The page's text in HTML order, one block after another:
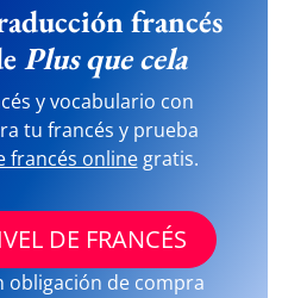
francés
Plus que cela
y vocabulario con
tu francés y prueba
francés onlinegratis.
DE FRANCÉS
obligación de compra